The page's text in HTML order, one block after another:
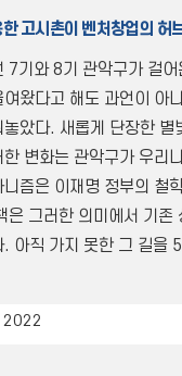
고시촌이 벤처창업의 허
7기와 8기 관악구가 걸어
여왔다고 해도 과언이 아
놓았다. 새롭게 단장한
한 변화는 관악구가 우리
니즘은 이재명 정부의 철
은 그러한 의미에서 기존
. 아직 가지 못한 그 길을
2022